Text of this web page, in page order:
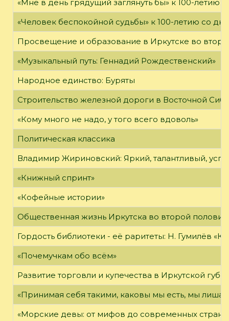
«Мне в день грядущий заглянуть бы» к 100-летию
«Человек беспокойной судьбы» к 100-летию со
Просвещение и образование в Иркутске во
«Музыкальный путь: Геннадий Рождественский»
Народное единство: Буряты
Строительство железной дороги в Восточной
«Кому много не надо, у того всего вдоволь»
Политическая классика
Владимир Жириновский: Яркий, талантливый,
«Книжный спринт»
«Кофейные истории»
Общественная жизнь Иркутска во второй
Гордость библиотеки - её раритеты: Н. Гумилёв
«Почемучкам обо всём»
Развитие торговли и купечества в Иркутской
«Принимая себя такими, каковы мы есть, мы
«Морские девы: от мифов до современных